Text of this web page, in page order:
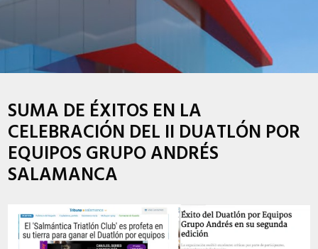
SUMA DE ÉXITOS EN LA
CELEBRACIÓN DEL II DUATLÓN POR
EQUIPOS GRUPO ANDRÉS
SALAMANCA